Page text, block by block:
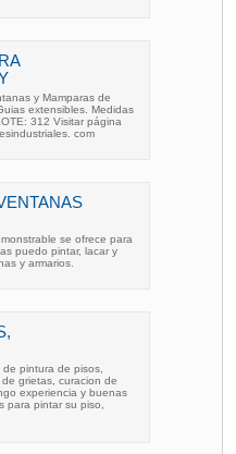
y Mamparas de
extensibles. Medidas
312 Visitar página
com
se ofrece para
puedo pintar, lacar y
y armarios.
pintura de pisos,
grietas, curacion de
experiencia y buenas
para pintar su piso,